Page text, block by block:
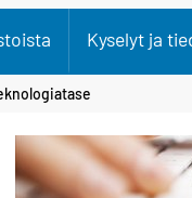
Kyselyt ja